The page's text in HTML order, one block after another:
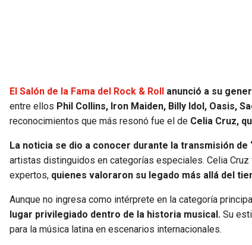
El Salón de la Fama del Rock & Roll anunció a su
entre ellos Phil Collins, Iron Maiden, Billy Idol, Oasis,
reconocimientos que más resonó fue el de Celia Cruz,
La noticia se dio a conocer durante la transmisión de
artistas distinguidos en categorías especiales. Celia
expertos, quienes valoraron su legado más allá del
Aunque no ingresa como intérprete en la categoría
lugar privilegiado dentro de la historia musical. Su
para la música latina en escenarios internacionales.